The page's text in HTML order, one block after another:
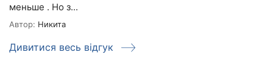
меньше . Но з...
Автор: Никита
Дивитися весь відгук